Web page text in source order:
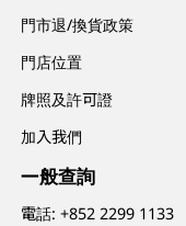
門市退/換貨政策
門店位置
牌照及許可證
加入我們
一般查詢
電話:+852 2299 1133